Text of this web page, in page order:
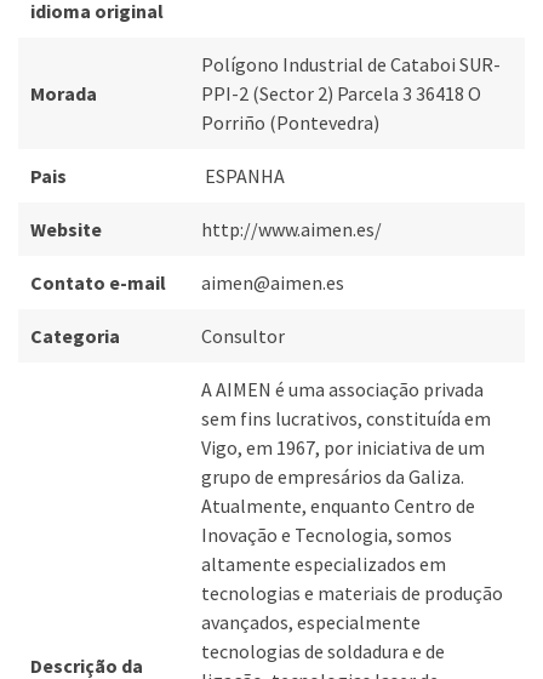
idioma original
Morada
Polígono Industrial de Cataboi SUR-
PPI-2 (Sector 2) Parcela 3 36418 O
Porriño (Pontevedra)
Pais ESPANHA
Website http://www.aimen.es/
Contato e-mail aimen@aimen.es
Categoria Consultor
Descrição da
A AIMEN é uma associação privada
sem fins lucrativos, constituída em
Vigo, em 1967, por iniciativa de um
grupo de empresários da Galiza.
Atualmente, enquanto Centro de
Inovação e Tecnologia, somos
altamente especializados em
tecnologias e materiais de produção
avançados, especialmente
tecnologias de soldadura e de